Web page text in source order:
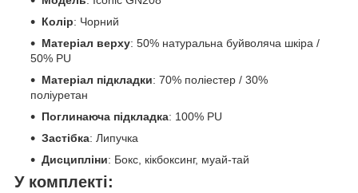
Колір: Чорний
Матеріал верху: 50% натуральна буйволяча шкіра /
50% PU
Матеріал підкладки: 70% поліестер / 30%
поліуретан
Поглинаюча підкладка: 100% PU
Застібка: Липучка
Дисципліни: Бокс, кікбоксинг, муай-тай
У комплекті: